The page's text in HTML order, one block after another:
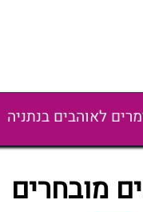
לאוהבים בנתניה
מובחרים